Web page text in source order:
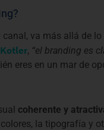
va más allá de
, “el branding es
eres en un mar de
coherente y
la tipografía y